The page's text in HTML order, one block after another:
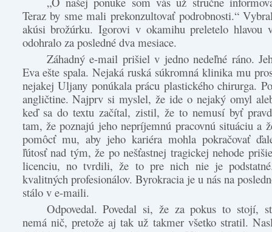
Teraz by sme mali prekonzultovať podrobnosti.“
akúsi brožúrku. Igorovi v okamihu preletelo hlavou
odohralo za posledné dva mesiace.
Záhadný e-mail prišiel v jedno nedeľné ráno.
Eva ešte spala. Nejaká ruská súkromná klinika mu
nejakej Uljany ponúkala prácu plastického chirurga.
angličtine. Najprv si myslel, že ide o nejaký omyl
keď sa do textu začítal, zistil, že to nemusí byť
tam, že poznajú jeho nepríjemnú pracovnú situáciu a
pomôcť mu, aby jeho kariéra mohla pokračovať
ľútosť nad tým, že po nešťastnej tragickej nehode
licenciu, no tvrdili, že to pre nich nie je
kvalitných profesionálov. Byrokracia je u nás na
stálo v e-maili.
Odpovedal. Povedal si, že za pokus to stojí,
nemá nič, pretože aj tak už takmer všetko stratil.